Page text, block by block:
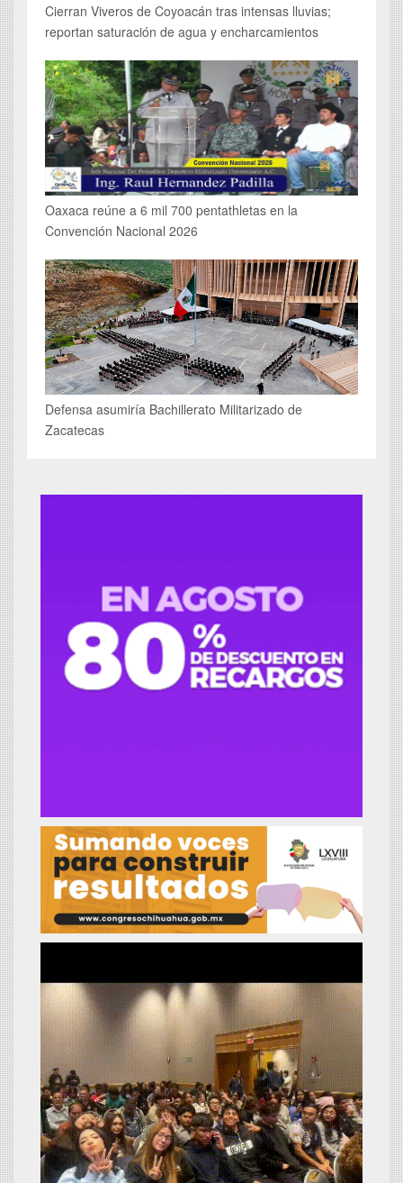
Cierran Viveros de Coyoacán tras intensas lluvias;
reportan saturación de agua y encharcamientos
Oaxaca reúne a 6 mil 700 pentathletas en la
Convención Nacional 2026
Defensa asumiría Bachillerato Militarizado de
Zacatecas